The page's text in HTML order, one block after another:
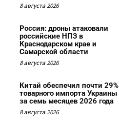
8 августа 2026
Россия: дроны атаковали
российские НПЗ в
Краснодарском крае и
Самарской области
8 августа 2026
Китай обеспечил почти 29%
товарного импорта Украины
за семь месяцев 2026 года
8 августа 2026